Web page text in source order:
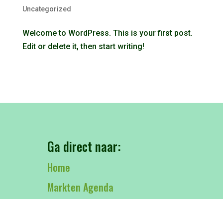
Uncategorized
Welcome to WordPress. This is your first post.
Edit or delete it, then start writing!
Ga direct naar:
Home
Markten Agenda